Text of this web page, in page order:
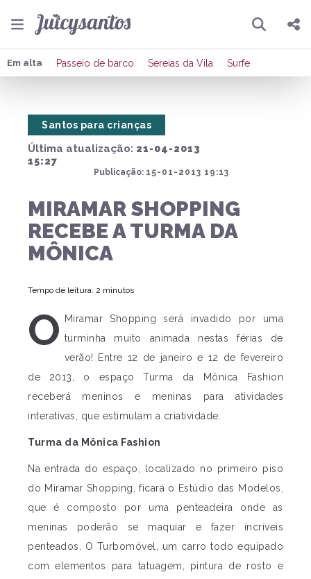
Pesquisar
Compartilhar
Em alta Passeio de barco Sereias da Vila Surfe
Última atualização: 21-04-2013
15:27
Publicação: 15-01-2013 19:13
Santos para crianças
MIRAMAR SHOPPING
RECEBE A TURMA DA
MÔNICA
Tempo de leitura: 2 minutos
O
Miramar Shopping será invadido por uma
turminha muito animada nestas férias de
verão! Entre 12 de janeiro e 12 de fevereiro
de 2013, o espaço Turma da Mônica Fashion
receberá meninos e meninas para atividades
interativas, que estimulam a criatividade.
Turma da Mônica Fashion
Na entrada do espaço, localizado no primeiro piso
do Miramar Shopping, ficará o Estúdio das Modelos,
que é composto por uma penteadeira onde as
meninas poderão se maquiar e fazer incríveis
penteados. O Turbomóvel, um carro todo equipado
com elementos para tatuagem, pintura de rosto e